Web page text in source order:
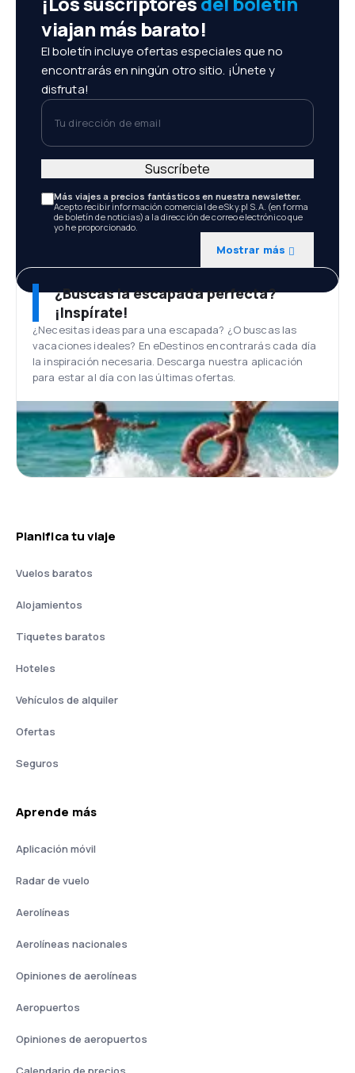
viajan más barato!
El boletín incluye ofertas especiales que no
encontrarás en ningún otro sitio. ¡Únete y
disfruta!
Tu dirección de email
Más viajes a precios fantásticos en nuestra newsletter.
Acepto recibir información comercial de eSky.pl S.A. (en forma
de boletín de noticias) a la dirección de correo electrónico que
yo he proporcionado.
Mostrar más
Suscríbete
¿Buscas la escapada perfecta?
¡Inspírate!
¿Necesitas ideas para una escapada? ¿O buscas las
vacaciones ideales? En eDestinos encontrarás cada día
la inspiración necesaria. Descarga nuestra aplicación
para estar al día con las últimas ofertas.
Planifica tu viaje
Vuelos baratos
Alojamientos
Tiquetes baratos
Hoteles
Vehículos de alquiler
Ofertas
Seguros
Aprende más
Aplicación móvil
Radar de vuelo
Aerolíneas
Aerolíneas nacionales
Opiniones de aerolíneas
Aeropuertos
Opiniones de aeropuertos